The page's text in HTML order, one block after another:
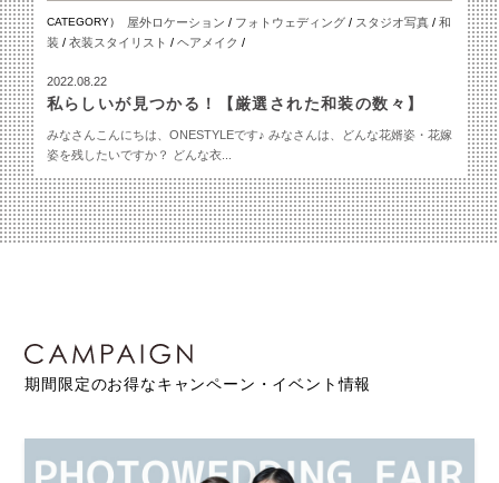
CATEGORY） 屋外ロケーション / フォトウェディング/ スタジオ写真 / 和
装 / 衣装スタイリスト / ヘアメイク /
2022.08.22
私らしいが見つかる！【厳選された和装の数々】
みなさんこんにちは、ONESTYLEです♪ みなさんは、どんな花婿姿・花嫁
姿を残したいですか？ どんな衣...
期間限定のお得なキャンペーン・イベント情報